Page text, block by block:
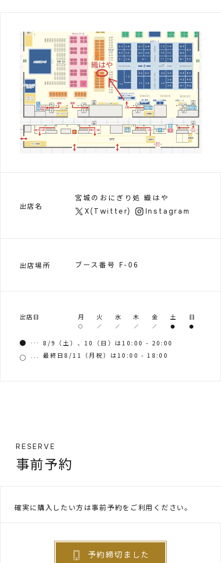
出店名
宮城のおにぎり処 織はや
X(Twitter) Instagram
出店場所 ブース番号 F-06
出店日 月 火 水 木 金 土 日
8/9（土）、10（日）は10:00 - 20:00
最終日8/11（月祝）は10:00 - 18:00
RESERVE
事前予約
確実に購入したい方は事前予約をご利用ください。
予約締切ました